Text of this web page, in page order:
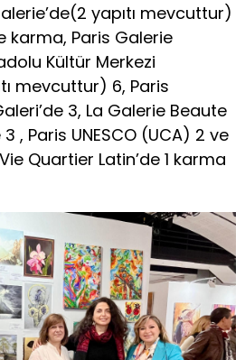
yapıtı mevcuttur)
karma, Paris Galerie
Kültür Merkezi
mevcuttur) 6, Paris
3, La Galerie Beaute
, Paris UNESCO (UCA) 2 ve
Quartier Latin’de 1 karma